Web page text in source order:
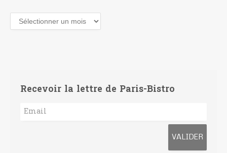
Archives
Recevoir la lettre de Paris-Bistro